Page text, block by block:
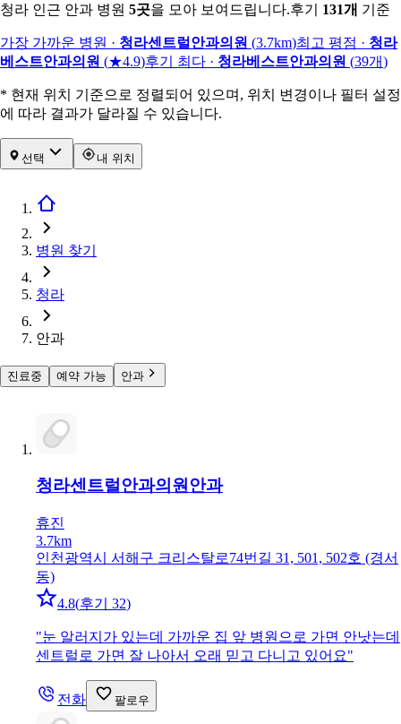
청라 인근 안과 병원 5곳을 모아 보여드립니다.후기 131개 기준
가장 가까운 병원 · 청라센트럴안과의원 (3.7km)최고 평점 · 청라
베스트안과의원 (★4.9)후기 최다 · 청라베스트안과의원 (39개)
* 현재 위치 기준으로 정렬되어 있으며, 위치 변경이나 필터 설정
에 따라 결과가 달라질 수 있습니다.
선택 내 위치
병원 찾기
청라
안과
진료중 예약 가능 안과
청라센트럴안과의원안과
휴진
3.7km
인천광역시 서해구 크리스탈로74번길 31, 501, 502호 (경서
동)
4.8(후기 32)
"눈 알러지가 있는데 가까운 집 앞 병원으로 가면 안낫는데
센트럴로 가면 잘 나아서 오래 믿고 다니고 있어요"
전화 팔로우